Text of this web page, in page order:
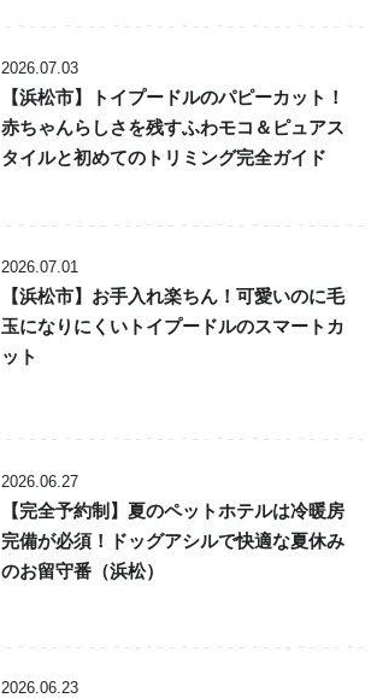
2026.07.03
【浜松市】トイプードルのパピーカット！
赤ちゃんらしさを残すふわモコ＆ピュアス
タイルと初めてのトリミング完全ガイド
2026.07.01
【浜松市】お手入れ楽ちん！可愛いのに毛
玉になりにくいトイプードルのスマートカ
ット
2026.06.27
【完全予約制】夏のペットホテルは冷暖房
完備が必須！ドッグアシルで快適な夏休み
のお留守番（浜松）
2026.06.23